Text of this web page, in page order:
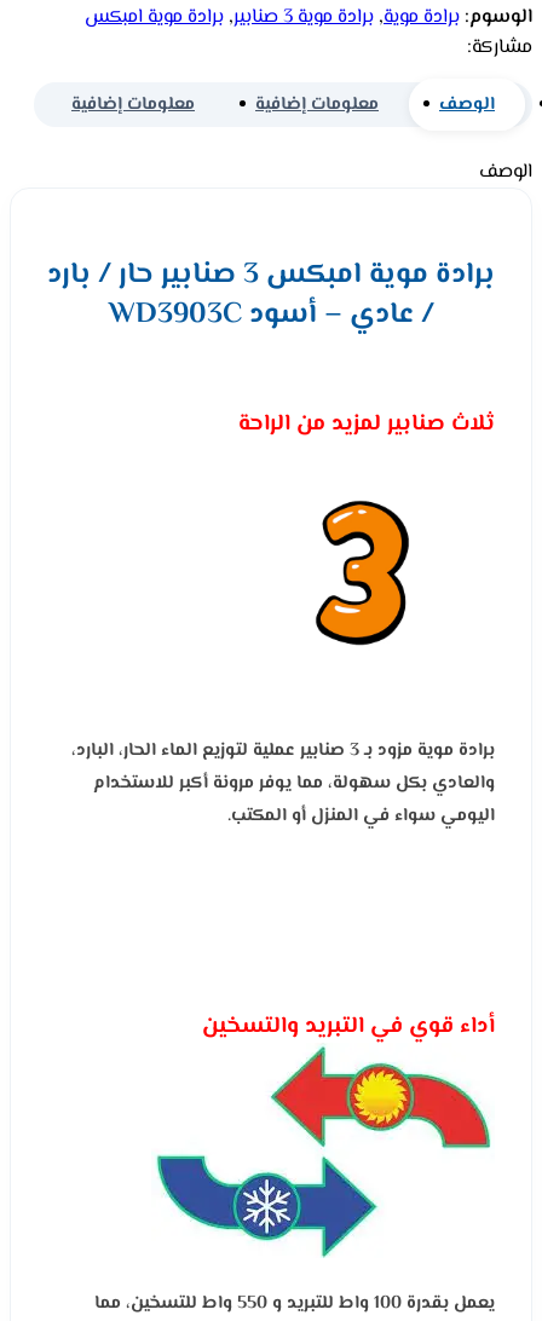
الوسوم: برادة موية, برادة موية 3 صنابير , برادة موية امبكس
مشاركة:
الوصف معلومات إضافية معلومات إضافية
الوصف
برادة موية امبكس 3 صنابير حار / بارد
/ عادي – أسود WD3903C
ثلاث صنابير لمزيد من الراحة
برادة موية مزود بـ 3 صنابير عملية لتوزيع الماء الحار، البارد،
والعادي بكل سهولة، مما يوفر مرونة أكبر للاستخدام
اليومي سواء في المنزل أو المكتب.
أداء قوي في التبريد والتسخين
يعمل بقدرة 100 واط للتبريد و 550 واط للتسخين، مما